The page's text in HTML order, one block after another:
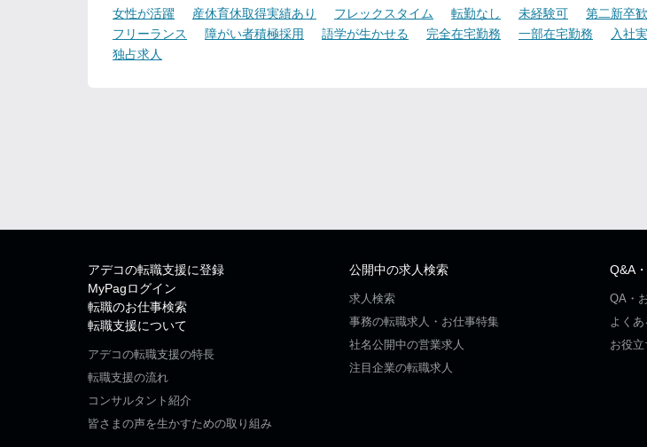
女性が活躍
産休育休取得実績あり フレックスタイム 転勤なし 未経験可 第二新卒
フリーランス
障がい者積極採用 語学が生かせる 完全在宅勤務 一部在宅勤務
入社
独占求人
アデコの転職支援に登録
MyPagログイン
転職のお仕事検索
転職支援について
アデコの転職支援の特長
転職支援の流れ
コンサルタント紹介
皆さまの声を生かすための取り組み
公開中の求人検索
求人検索
事務の転職求人・お仕事特集
社名公開中の営業求人
注目企業の転職求人
Q&A
QA・
よくあ
お役立